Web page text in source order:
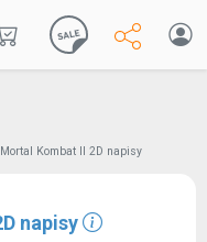
Mortal Kombat II 2D napisy
napisy